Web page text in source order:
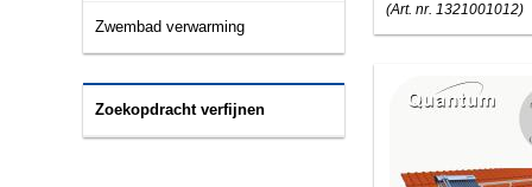
Zwembad verwarming
Zoekopdracht verfijnen
(Art. nr. 1321001012)